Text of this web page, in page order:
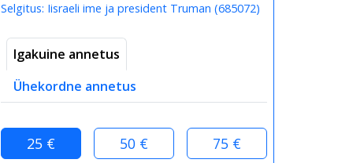
Selgitus: Iisraeli ime ja president Truman (685072)
Igakuine annetus
Ühekordne annetus
25 € 50 € 75 €